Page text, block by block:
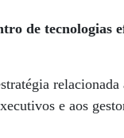
de tecnologias
e aos